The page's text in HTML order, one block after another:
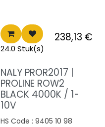
238,13 €
24.0 Stuk(s)
Nieuwe prijs
NALY PROR2017 |
PROLINE ROW2
BLACK 4000K / 1-
10V
HS Code : 9405 10 98